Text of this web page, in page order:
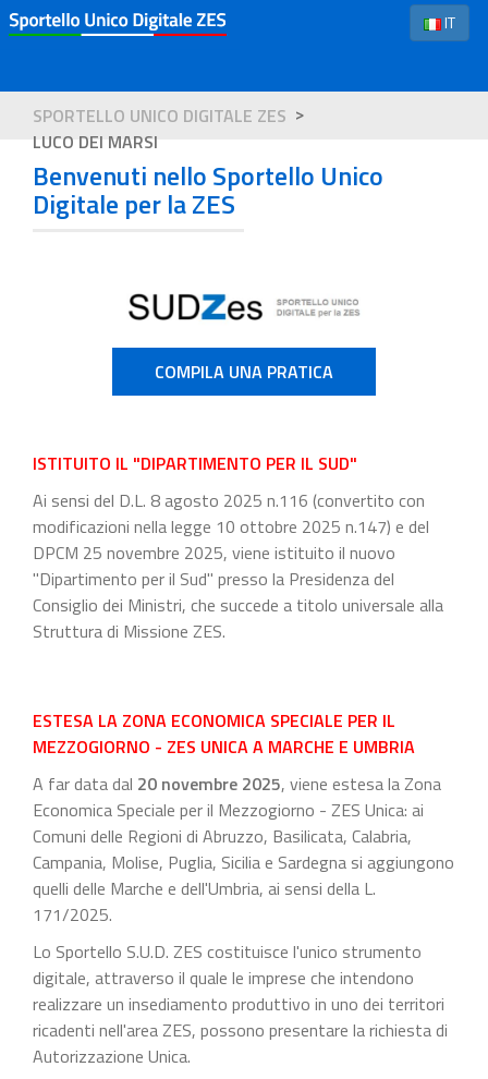
IT
SPORTELLO UNICO DIGITALE ZES
LUCO DEI MARSI
Benvenuti nello Sportello Unico
Digitale per la ZES
COMPILA UNA PRATICA
ISTITUITO IL "DIPARTIMENTO PER IL SUD"
Ai sensi del D.L. 8 agosto 2025 n.116 (convertito con
modificazioni nella legge 10 ottobre 2025 n.147) e del
DPCM 25 novembre 2025, viene istituito il nuovo
"Dipartimento per il Sud" presso la Presidenza del
Consiglio dei Ministri, che succede a titolo universale alla
Struttura di Missione ZES.
ESTESA LA ZONA ECONOMICA SPECIALE PER IL
MEZZOGIORNO - ZES UNICA A MARCHE E UMBRIA
A far data dal 20 novembre 2025, viene estesa la Zona
Economica Speciale per il Mezzogiorno - ZES Unica: ai
Comuni delle Regioni di Abruzzo, Basilicata, Calabria,
Campania, Molise, Puglia, Sicilia e Sardegna si aggiungono
quelli delle Marche e dell'Umbria, ai sensi della L.
171/2025.
Lo Sportello S.U.D. ZES costituisce l'unico strumento
digitale, attraverso il quale le imprese che intendono
realizzare un insediamento produttivo in uno dei territori
ricadenti nell'area ZES, possono presentare la richiesta di
Autorizzazione Unica.